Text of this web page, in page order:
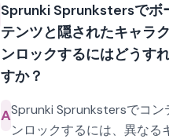
Sprunki Sprunkstersでボ
テンツと隠されたキャラ
ンロックするにはどうす
すか？
ASprunki Sprunkstersでコン
ンロックするには、異なる